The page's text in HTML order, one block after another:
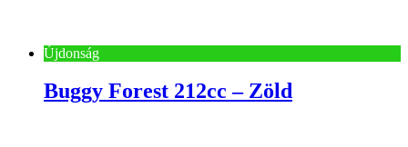
Újdonság
Buggy Forest 212cc – Zöld